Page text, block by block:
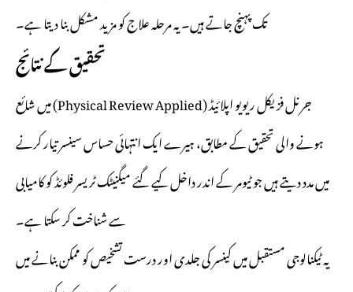
تک پہنچ جاتے ہیں۔ یہ مرحلہ علاج کو مزید مشکل بنا دیتا ہے۔
تحقیق کے نتائج
جرنل فزیکل ریویو اپلائیڈ (Physical Review Applied) میں شائع
ہونے والی تحقیق کے مطابق، ہیرے ایک انتہائی حساس سینسر تیار کرنے
میں مدد دیتے ہیں جو ٹیومر کے اندر داخل کیے گئے میگنیٹک ٹریسر فلوئڈ کو کامیابی
سے شناخت کر سکتا ہے۔
یہ ٹیکنالوجی مستقبل میں کینسر کی جلدی اور درست تشخیص کو ممکن بنانے میں